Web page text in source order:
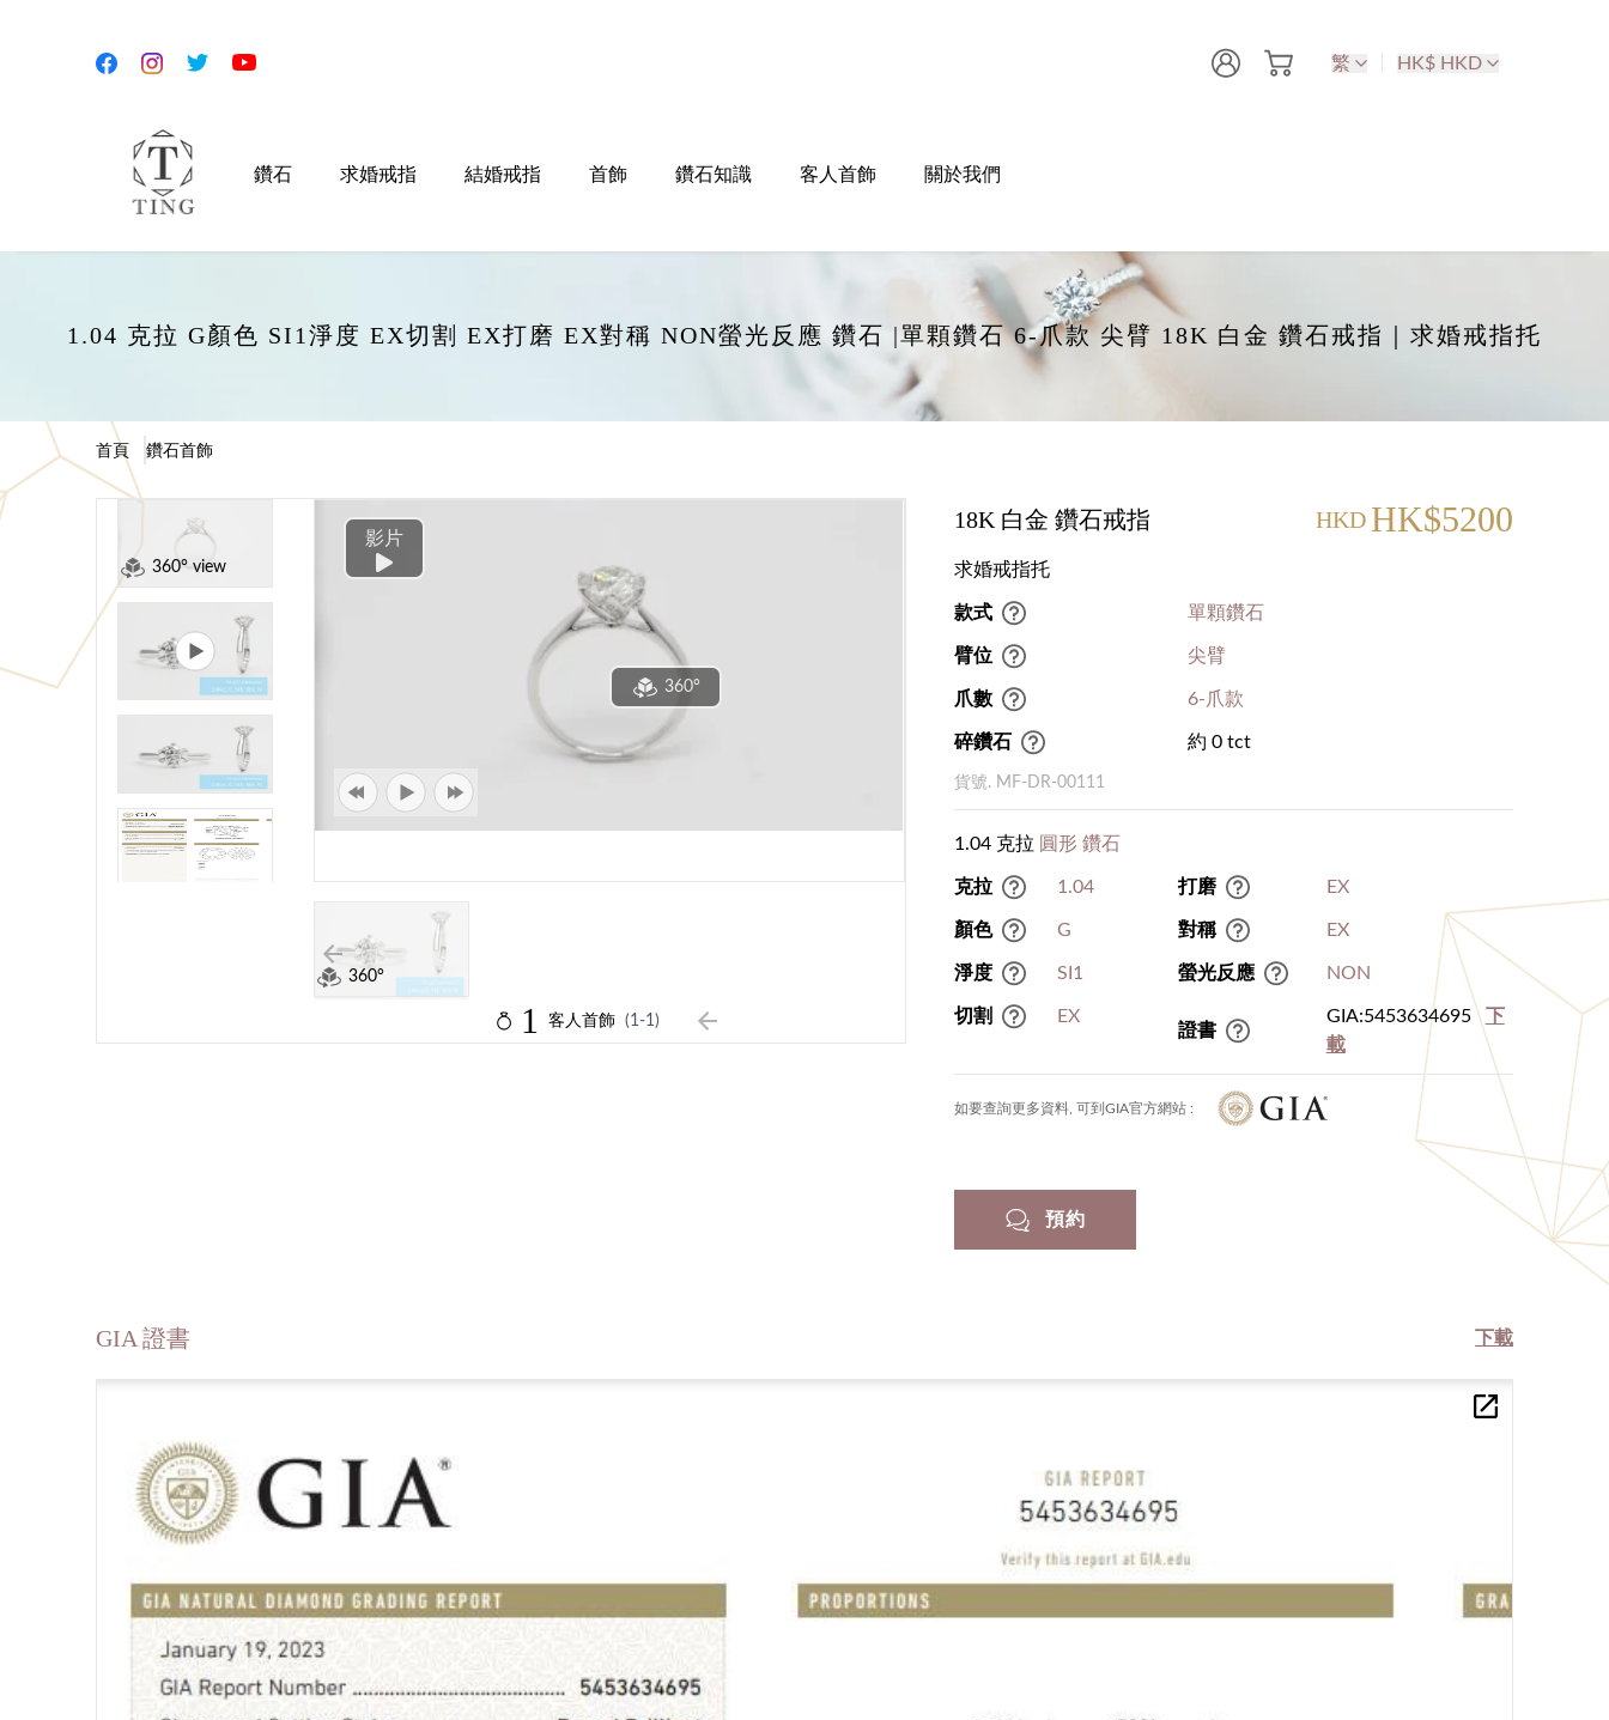
繁 HK$ HKD
鑽石 求婚戒指 結婚戒指 首飾 鑽石知識 客人首飾 關於我們
1.04 克拉 G顏色 SI1淨度 EX切割 EX打磨 EX對稱 NON螢光反應 鑽石 |單顆鑽石 6-爪款 尖臂 18K 白金 鑽石戒指｜求婚戒指托
首頁 鑽石首飾
360° view
影片
360°
360°
1 客人首飾 (1-1)
18K 白金 鑽石戒指 HKD HK$5200
求婚戒指托
款式 單顆鑽石
臂位 尖臂
爪數 6-爪款
碎鑽石 約 0 tct
貨號. MF-DR-00111
1.04 克拉 圓形 鑽石
克拉 1.04
顏色 G
淨度 SI1
切割 EX
打磨 EX
對稱 EX
螢光反應 NON
證書
GIA:5453634695
下
載
如要查詢更多資料, 可到GIA官方網站 :
預約
GIA 證書 下載